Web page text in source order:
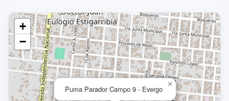
Puma Parador Campo 9 - Evergo
×
+
−